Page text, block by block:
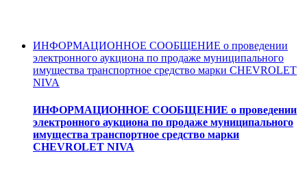
ИНФОРМАЦИОННОЕ СООБЩЕНИЕ о проведении
электронного аукциона по продаже муниципального
имущества транспортное средство марки CHEVROLET
NIVA
ИНФОРМАЦИОННОЕ СООБЩЕНИЕ о проведении
электронного аукциона по продаже муниципального
имущества транспортное средство марки
CHEVROLET NIVA